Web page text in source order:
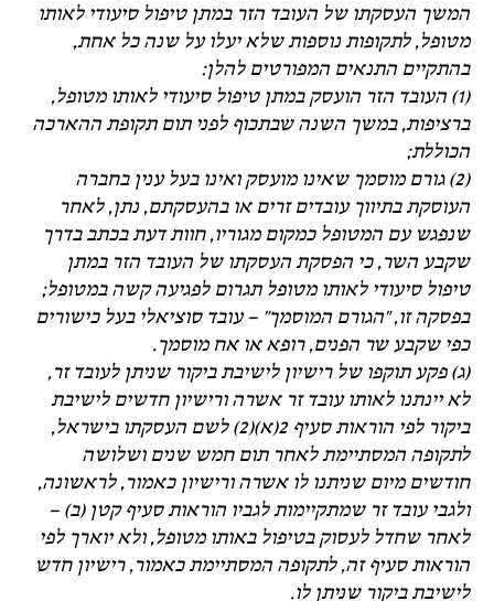
המשך העסקתו של העובד הזר במתן טיפול סיעודי לאותו
מטופל, לתקופות נוספות שלא יעלו על שנה כל אחת,
בהתקיים התנאים המפורטים להלן:
(1) העובד הזר הועסק במתן טיפול סיעודי לאותו מטופל,
ברציפות, במשך השנה שבתכוף לפני תום תקופת ההארכה
הכוללת;
(2) גורם מוסמך שאינו מועסק ואינו בעל ענין בחברה
העוסקת בתיווך עובדים זרים או בהעסקתם, נתן, לאחר
שנפגש עם המטופל כמקום מגוריו, חוות דעת בכתב בדרך
שקבע השר, כי הפסקת העסקתו של העובד הזר במתן
טיפול סיעודי לאותו מטופל תגרום לפגיעה קשה במטופל;
בפסקה זו, "הגורם המוסמך" – עובד סוציאלי בעל כישורים
כפי שקבע שר הפנים, רופא או אח מוסמך.
(ג) פקע תוקפו של רישיון לישיבת ביקור שניתן לעובד זר,
לא יינתנו לאותו עובד זר אשרה ורישיון חדשים לישיבת
ביקור לפי הוראות סעיף 2(א)(2) לשם העסקתו בישראל,
לתקופה המסתיימת לאחר תום חמש שנים ושלושה
חודשים מיום שניתנו לו אשרה ורישיון כאמור, לראשונה,
ולגבי עובד זר שמתקיימות לגביו הוראות סעיף קטן (ב) –
לאחר שחדל לעסוק בטיפול באותו מטופל, ולא יוארך לפי
הוראות סעיף זה, לתקופה המסתיימת כאמור, רישיון חדש
לישיבת ביקור שניתן לו.